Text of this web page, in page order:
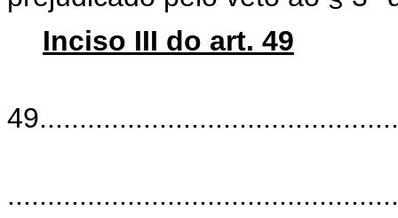
Inciso III do art. 49